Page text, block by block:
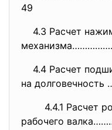
49
4.3 Расчет
4.4 Расчет
на
4.4.1 Расчет
рабочего